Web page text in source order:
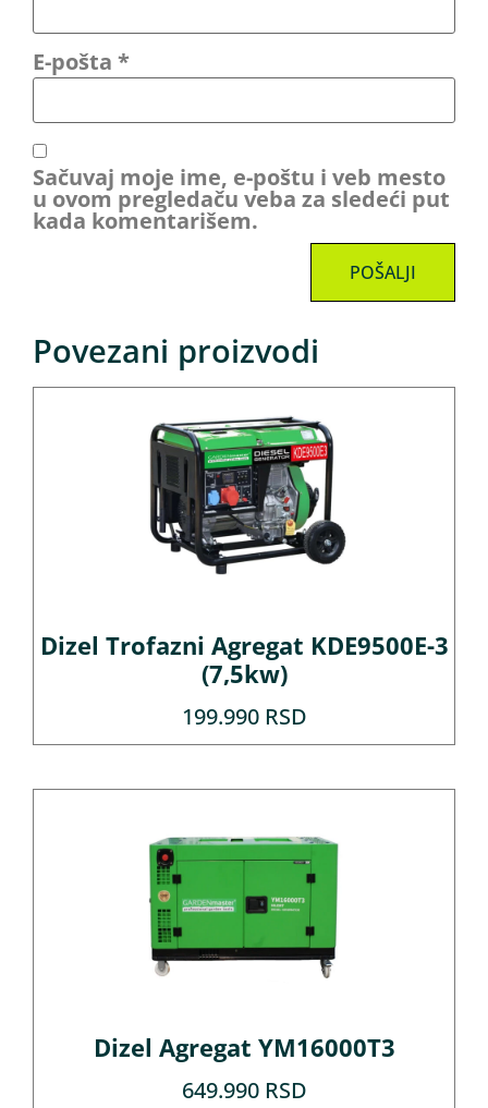
E-pošta *
Sačuvaj moje ime, e-poštu i veb mesto
u ovom pregledaču veba za sledeći put
kada komentarišem.
Povezani proizvodi
Dizel Trofazni Agregat KDE9500E-3
(7,5kw)
199.990 RSD
Dizel Agregat YM16000T3
649.990 RSD